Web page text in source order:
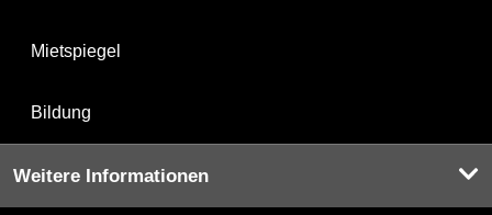
Mietspiegel
Bildung
Weitere Informationen